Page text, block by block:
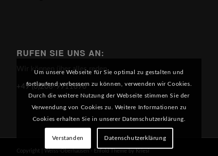
RUFEN SIE UNS AN:
Wir können über alles reden.
+49 (0)208-9911696
Copyright | Weiss-Oberhausen - Enfold Theme by Kriesi
Um unsere Webseite für Sie optimal zu gestalten und
fortlaufend verbessern zu können, verwenden wir Cookies.
Durch die weitere Nutzung der Webseite stimmen Sie der
Verwendung von Cookies zu. Weitere Informationen zu
Cookies erhalten Sie in unserer Datenschutzerklärung.
Verstanden Datenschutzerklärung